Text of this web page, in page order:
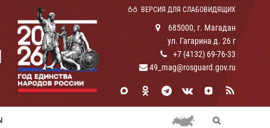
ВЕРСИЯ ДЛЯ СЛАБОВИДЯЩИХ
685000, г. Магадан
ул. Гагарина д. 26 г
+7 (4132) 69-76-33
49_mag@rosguard.gov.ru